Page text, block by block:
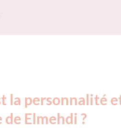
la personnalité
Elmehdi ?